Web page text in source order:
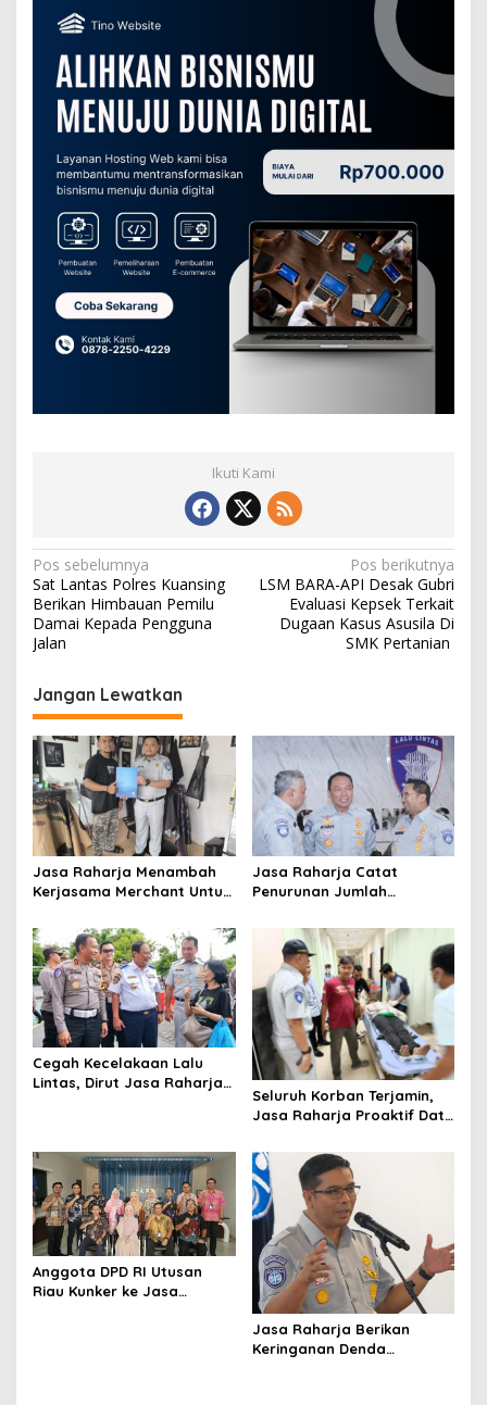
Ikuti Kami
N
a
v
i
g
a
s
i
p
o
s
Pos sebelumnya
Sat Lantas Polres Kuansing
Berikan Himbauan Pemilu
Damai Kepada Pengguna
Jalan
Pos berikutnya
LSM BARA-API Desak Gubri
Evaluasi Kepsek Terkait
Dugaan Kasus Asusila Di
SMK Pertanian
Jangan Lewatkan
Jasa Raharja Menambah
Kerjasama Merchant Untuk
Pemilik Kendaraan Taat
Pajak
Jasa Raharja Catat
Penurunan Jumlah
2024: Dampak Positif dari
Sinergi dan Kolaborasi
Cegah Kecelakaan Lalu
Lintas, Dirut Jasa Raharja
Seluruh Korban Terjamin,
Jasa Raharja Proaktif Data
di Tol Cipularang
Anggota DPD RI Utusan
Riau Kunker ke Jasa
Jasa Raharja Berikan
Keringanan Denda